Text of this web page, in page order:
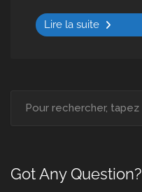
Lire la suite
Got Any Question?